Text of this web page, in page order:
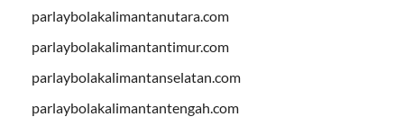
parlaybolakalimantanutara.com
parlaybolakalimantantimur.com
parlaybolakalimantanselatan.com
parlaybolakalimantantengah.com